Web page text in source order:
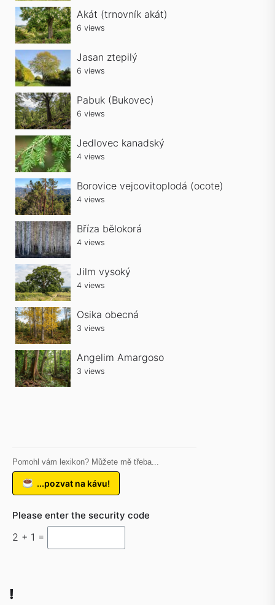
Akát (trnovník akát)
6 views
Jasan ztepilý
6 views
Pabuk (Bukovec)
6 views
Jedlovec kanadský
4 views
Borovice vejcovitoplodá (ocote)
4 views
Bříza bělokorá
4 views
Jilm vysoký
4 views
Osika obecná
3 views
Angelim Amargoso
3 views
Pomohl vám lexikon? Můžete mě třeba...
...pozvat na kávu!
Please enter the security code
2 + 1 =
!